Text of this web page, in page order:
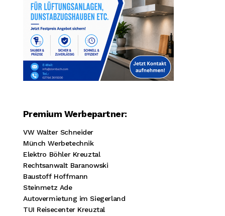
Premium Werbepartner:
VW Walter Schneider
Münch Werbetechnik
Elektro Böhler Kreuztal
Rechtsanwalt Baranowski
Baustoff Hoffmann
Steinmetz Ade
Autovermietung im Siegerland
TUI Reisecenter Kreuztal